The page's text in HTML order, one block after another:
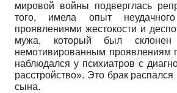
мировой войны подверглась
того, имела опыт
проявлениями жестокости и
мужа, который был склонен
немотивированным проявлениям
наблюдался у психиатров с
расстройство». Это брак
сына.